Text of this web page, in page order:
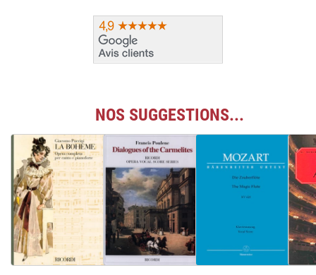
NOS SUGGESTIONS...